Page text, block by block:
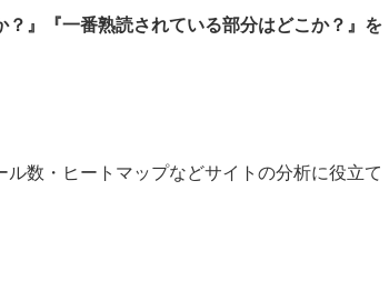
？』『一番熟読されている部分はどこか？』を
数・ヒートマップなどサイトの分析に役立て